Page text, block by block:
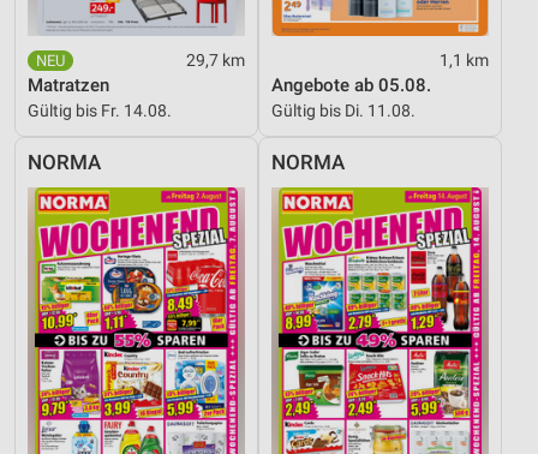
29,7 km
Matratzen
Gültig bis Fr. 14.08.
1,1 km
Angebote ab 05.08.
Gültig bis Di. 11.08.
NORMA NORMA